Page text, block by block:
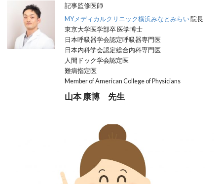
記事監修医師
MYメディカルクリニック横浜みなとみらい院長
東京大学医学部卒 医学博士
日本呼吸器学会認定呼吸器専門医
日本内科学会認定総合内科専門医
人間ドック学会認定医
難病指定医
Member of American College of Physicians
山本 康博 先生